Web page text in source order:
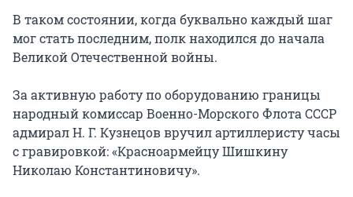
В таком состоянии, когда буквально каждый шаг
мог стать последним, полк находился до начала
Великой Отечественной войны.
За активную работу по оборудованию границы
народный комиссар Военно-Морского Флота СССР
адмиралН. Г. Кузнецоввручил артиллеристу часы
с гравировкой: «Красноармейцу Шишкину
Николаю Константиновичу».